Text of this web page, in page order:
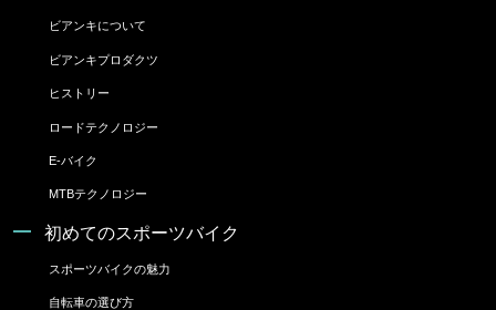
ビアンキについて
ビアンキプロダクツ
ヒストリー
ロードテクノロジー
E-バイク
MTBテクノロジー
初めてのスポーツバイク
スポーツバイクの魅力
自転車の選び方